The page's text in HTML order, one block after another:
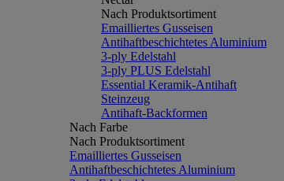
Nach Produktsortiment
Emailliertes Gusseisen
Antihaftbeschichtetes Aluminium
3-ply Edelstahl
3-ply PLUS Edelstahl
Essential Keramik-Antihaft
Steinzeug
Antihaft-Backformen
Nach Farbe
Nach Produktsortiment
Emailliertes Gusseisen
Antihaftbeschichtetes Aluminium